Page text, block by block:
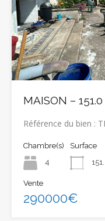
MAISON –
Référence du bien :
Chambre(s)
4
Surface
Vente
290000€